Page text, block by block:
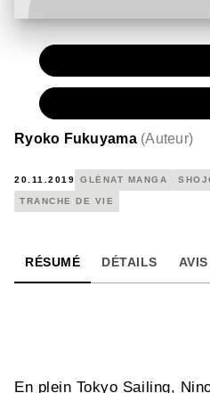
Ryoko Fukuyama (Auteur)
20.11.2019 GLÉNAT MANGA
TRANCHE DE VIE
RÉSUMÉ DÉTAILS AVIS
En plein Tokyo Sailing,